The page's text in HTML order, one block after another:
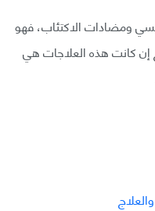
ومضادات الاكتئاب، فهو
إن كانت هذه العلاجات هي